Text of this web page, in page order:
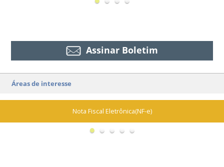
Assinar Boletim
Áreas de interesse
Nota Fiscal Eletrônica(NF-e)